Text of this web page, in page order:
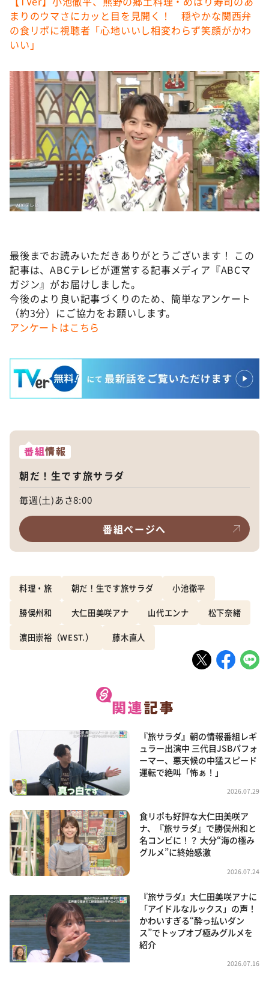
まりのウマさにカッと目を見開く！ 穏やかな関西弁
の食リポに視聴者「心地いいし相変わらず笑顔がかわ
いい」
最後までお読みいただきありがとうございます！ この
記事は、ABCテレビが運営する記事メディア『ABCマ
ガジン』がお届けしました。
今後のより良い記事づくりのため、簡単なアンケート
（約3分）にご協力をお願いします。
アンケートはこちら
番組情報
朝だ！生です旅サラダ
毎週(土)あさ8:00
番組ページへ
料理・旅 朝だ！生です旅サラダ ⼩池徹平
勝俣州和 大仁田美咲アナ 山代エンナ 松下奈緒
濵田崇裕（WEST.） 藤木直人
『旅サラダ』朝の情報番組レギ
ュラー出演中 三代目JSBパフォ
ーマー、悪天候の中猛スピード
運転で絶叫「怖ぁ！」
2026.07.29
食リポも好評な大仁田美咲ア
ナ、『旅サラダ』で勝俣州和と
名コンビに！？ 大分“海の極み
グルメ”に終始感激
2026.07.24
『旅サラダ』大仁田美咲アナに
「アイドルなルックス」の声！
かわいすぎる“酔っ払いダン
ス”でトップオブ極みグルメを
紹介
2026.07.16